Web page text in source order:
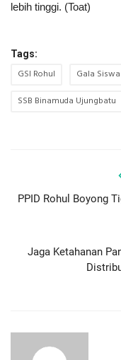
lebih tinggi. (Toat)
Tags:
GSI Rohul Gala
SSB Binamuda Ujungbatu
PPID Rohul Boyong
Jaga Ketahanan